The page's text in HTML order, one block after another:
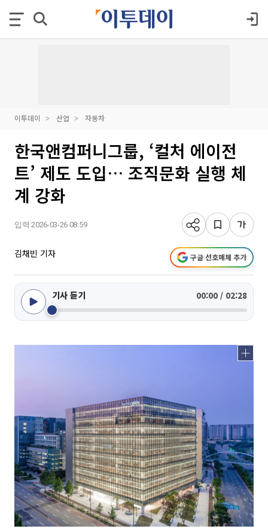
이투데이 산업 자동차
한국앤컴퍼니그룹, ‘컬처 에이전
트’ 제도 도입… 조직문화 실행 체
계 강화
입력 2026-03-26 08:59
김채빈 기자 구글 선호매체 추가
기사 듣기 00:00 / 02:28